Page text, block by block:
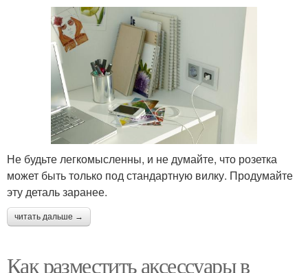
Не будьте легкомысленны, и не думайте, что розетка
может быть только под стандартную вилку. Продумайте
эту деталь заранее.
читать дальше →
Как разместить аксессуары в